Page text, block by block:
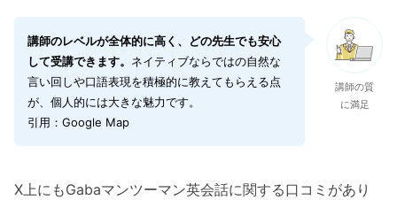
講師の質
に満足
講師のレベルが全体的に高く、どの先生でも安心
して受講できます。 ネイティブならではの自然な
言い回しや口語表現を積極的に教えてもらえる点
が、個人的には大きな魅力です。
引用：Google Map
X上にもGabaマンツーマン英会話に関する口コミがあり